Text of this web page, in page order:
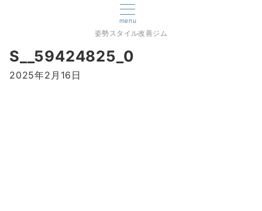
menu
姿勢スタイル改善ジム
S__59424825_0
2025年2月16日